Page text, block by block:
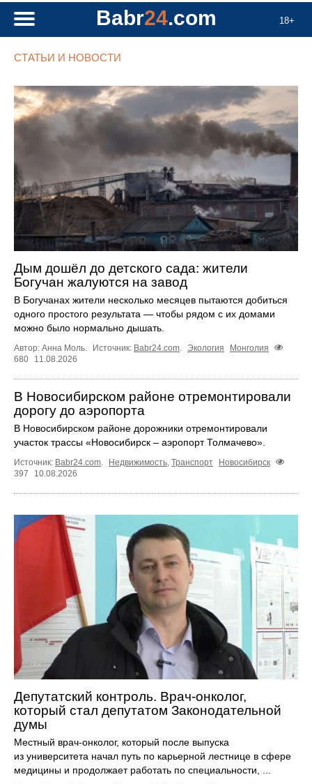
18+
Babr24.com
СТАТЬИ И НОВОСТИ
Дым дошёл до детского сада: жители
Богучан жалуются на завод
В Богучанах жители несколько месяцев пытаются добиться
одного простого результата — чтобы рядом с их домами
можно было нормально дышать.
Автор: Анна Моль. Источник: Babr24.com Экология
Монголия
680
11.08.2026
В Новосибирском районе отремонтировали
дорогу до аэропорта
В Новосибирском районе дорожники отремонтировали
участок трассы «Новосибирск – аэропорт Толмачево».
Источник: Babr24.com. Недвижимость, Транспорт
Новосибирск
397
10.08.2026
Депутатский контроль. Врач-онколог,
который стал депутатом Законодательной
думы
Местный врач-онколог, который после выпуска
из университета начал путь по карьерной лестнице в сфере
медицины и продолжает работать по специальности, ...